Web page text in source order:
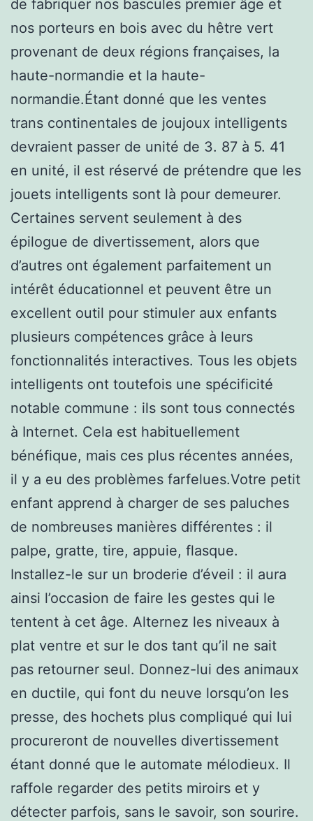
de fabriquer nos bascules premier âge et
nos porteurs en bois avec du hêtre vert
provenant de deux régions françaises, la
haute-normandie et la haute-
normandie.Étant donné que les ventes
trans continentales de joujoux intelligents
devraient passer de unité de 3. 87 à 5. 41
en unité, il est réservé de prétendre que les
jouets intelligents sont là pour demeurer.
Certaines servent seulement à des
épilogue de divertissement, alors que
d’autres ont également parfaitement un
intérêt éducationnel et peuvent être un
excellent outil pour stimuler aux enfants
plusieurs compétences grâce à leurs
fonctionnalités interactives. Tous les objets
intelligents ont toutefois une spécificité
notable commune : ils sont tous connectés
à Internet. Cela est habituellement
bénéfique, mais ces plus récentes années,
il y a eu des problèmes farfelues.Votre petit
enfant apprend à charger de ses paluches
de nombreuses manières différentes : il
palpe, gratte, tire, appuie, flasque.
Installez-le sur un broderie d’éveil : il aura
ainsi l’occasion de faire les gestes qui le
tentent à cet âge. Alternez les niveaux à
plat ventre et sur le dos tant qu’il ne sait
pas retourner seul. Donnez-lui des animaux
en ductile, qui font du neuve lorsqu’on les
presse, des hochets plus compliqué qui lui
procureront de nouvelles divertissement
étant donné que le automate mélodieux. Il
raffole regarder des petits miroirs et y
détecter parfois, sans le savoir, son sourire.